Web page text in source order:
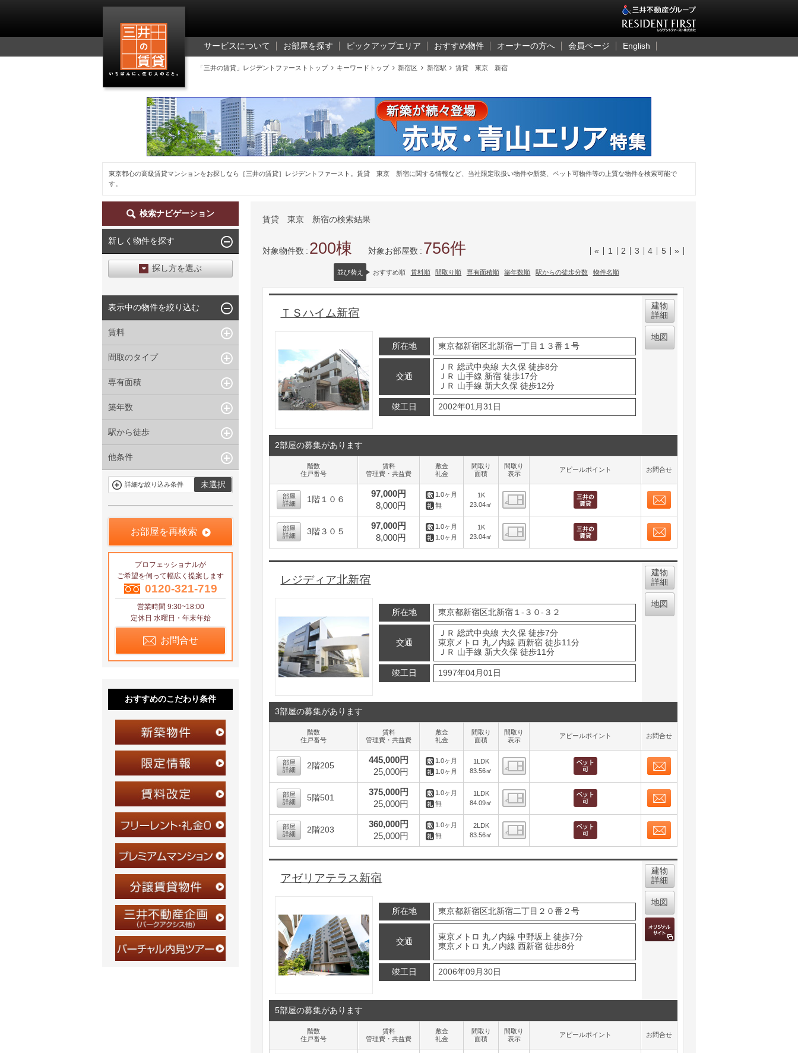
サービスについて お部屋を探す ピックアップエリア おすすめ物件 オーナーの方へ 会員ページ English
「三井の賃貸」レジデントファーストトップ  キーワードトップ  新宿区  新宿駅  賃貸 東京 新宿
東京都心の高級賃貸マンションをお探しなら［三井の賃貸］レジデントファースト。賃貸 東京 新宿に関する情報など、当社限定取扱い物件や新築、ペット可物件等の上質な物件を検索可能で
す。
賃貸 東京 新宿の検索結果
対象物件数 200 対象お部屋数 756 « 1 2 3 4 5 »
並び替え おすすめ順 賃料順 間取り順 専有面積順 築年数順 駅からの徒歩分数 物件名順
ＴＳハイム新宿
所在地 東京都新宿区北新宿一丁目１３番１号
交通
ＪＲ 総武中央線 大久保 徒歩8分
ＪＲ 山手線 新宿 徒歩17分
ＪＲ 山手線 新大久保 徒歩12分
竣工日 2002年01月31日
建物
詳細
地図
2部屋の募集があります
階数
住戸番号
賃料
管理費・共益費
敷金
礼金
間取り
面積
間取り
表示
アピールポイント お問合せ
部屋
詳細
1階１０６
97,000円
8,000円
1.0ヶ月
無
1K
23.04㎡
間取り表示
部屋
詳細
3階３０５
97,000円
8,000円
1.0ヶ月
1.0ヶ月
1K
23.04㎡
間取り表示
レジディア北新宿
所在地 東京都新宿区北新宿１-３０-３２
交通
ＪＲ 総武中央線 大久保 徒歩7分
東京メトロ 丸ノ内線 西新宿 徒歩11分
ＪＲ 山手線 新大久保 徒歩11分
竣工日 1997年04月01日
建物
詳細
地図
3部屋の募集があります
階数
住戸番号
賃料
管理費・共益費
敷金
礼金
間取り
面積
間取り
表示
アピールポイント お問合せ
部屋
詳細
2階205
445,000円
25,000円
1.0ヶ月
1.0ヶ月
1LDK
83.56㎡
間取り表示
部屋
詳細
5階501
375,000円
25,000円
1.0ヶ月
無
1LDK
84.09㎡
間取り表示
部屋
詳細
2階203
360,000円
25,000円
1.0ヶ月
無
2LDK
83.56㎡
間取り表示
アゼリアテラス新宿
所在地 東京都新宿区北新宿二丁目２０番２号
交通
東京メトロ 丸ノ内線 中野坂上 徒歩7分
東京メトロ 丸ノ内線 西新宿 徒歩8分
竣工日 2006年09月30日
建物
詳細
地図
5部屋の募集があります
階数
住戸番号
賃料
管理費・共益費
敷金
礼金
間取り
面積
間取り
表示
アピールポイント お問合せ
検索ナビゲーション
新しく物件を探す
探し方を選ぶ
区から探す
地図から探す
沿線から探す
表示中の物件を絞り込む
賃料
下限なし
礼金なし
敷金なし
礼金１ヶ月以下
フリーレント付き
間取のタイプ
1R〜1K
1DK〜1LDK
4LDK〜
専有面積
指定なし
築年数
指定なし
5年以内
15年以内
駅から徒歩
指定なし
10分以内
15分以内
他条件
駐車場有
当社限定物件
まない
件
申込無し物件
のみ表示
詳細な絞り込み条件 未選択
お部屋を再検索
プロフェッショナルが
ご希望を伺って幅広く提案します
0120-321-719
営業時間 9:30~18:00
定休日 水曜日・年末年始
お問合せ
おすすめのこだわり条件